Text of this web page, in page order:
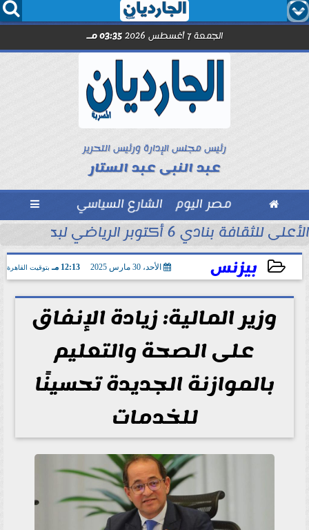
  
الجمعة 7 أغسطس 2026 03:35 مـ
رئيس مجلس الإدارة ورئيس التحرير
عبد النبى عبد الستار
 مصر اليوم الشارع السياسي 
التاريخ في...
الأعلى للثقافة بنادي 6 أكتوبر الرياضي لبحث ظاهرة العنف المجتمعي
بيزنس الأحد، 30 مارس 2025 12:13 مـ بتوقيت القاهرة
2025-03-30 12:13:50
وزير المالية: زيادة الإنفاق
على الصحة والتعليم
بالموازنة الجديدة تحسينًا
للخدمات